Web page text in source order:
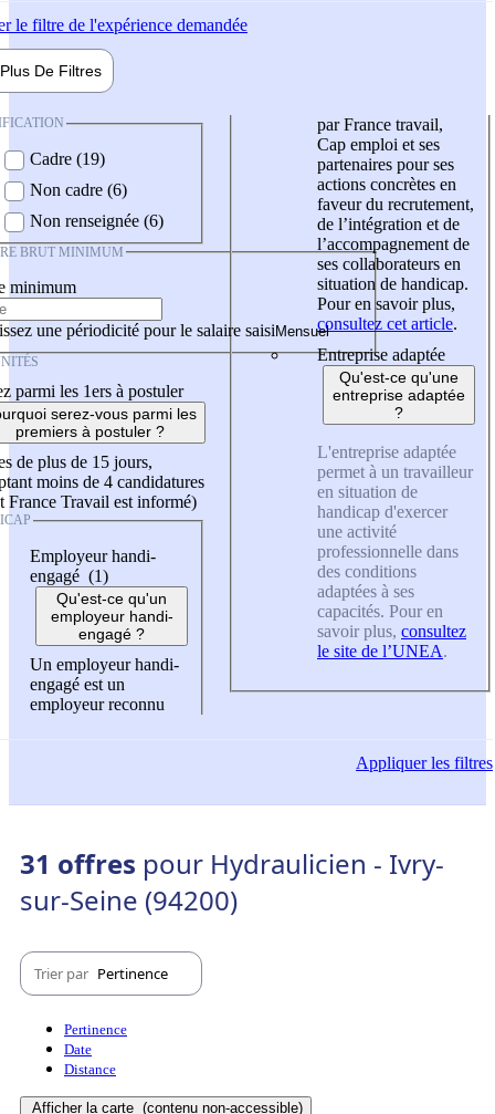
le filtre de l'expérience demandée
Plus De Filtres
Cadre (19)
Non cadre (6)
Non renseignée (6)
BRUT MINIMUM
minimum
une périodicité pour le salaire saisi
parmi les 1ers à postuler
serez-vous parmi les
premiers à postuler ?
de plus de 15 jours,
moins de 4 candidatures
France Travail est informé)
Employeur handi-
engagé (1)
Qu'est-ce qu'un
employeur handi-
engagé ?
Un employeur handi-
engagé est un
employeur reconnu
par France travail,
Cap emploi et ses
partenaires pour ses
actions concrètes en
faveur du recrutement,
de l’intégration et de
l’accompagnement de
ses collaborateurs en
situation de handicap.
Pour en savoir plus,
consultez cet article.
Entreprise adaptée
Qu'est-ce qu'une
entreprise adaptée
?
L'entreprise adaptée
permet à un travailleur
en situation de
handicap d'exercer
une activité
professionnelle dans
des conditions
adaptées à ses
capacités. Pour en
savoir plus, consultez
le site de l’UNEA.
Appliquerles filtres
31 offres pour Hydraulicien - Ivry-
sur-Seine (94200)
Trier par Pertinence
Pertinence
Date
Distance
Afficher la carte (contenu non-accessible)